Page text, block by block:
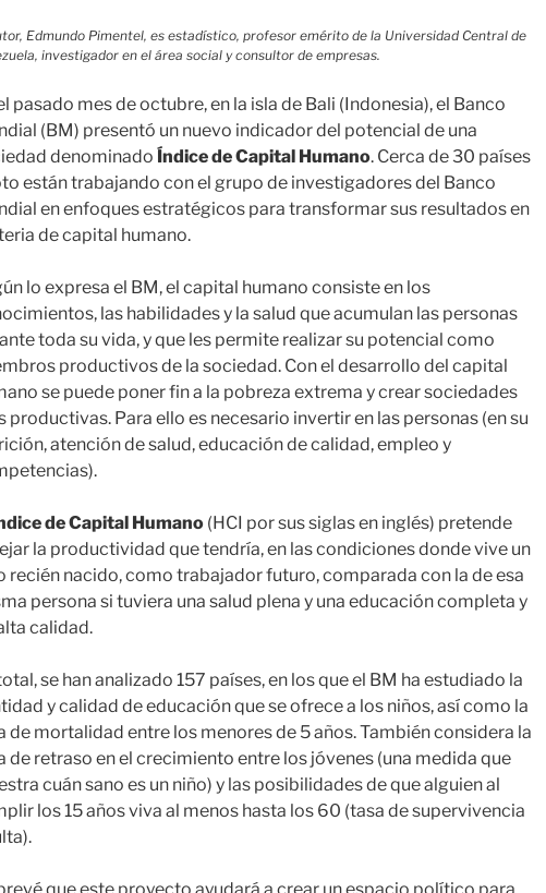
Edmundo Pimentel, es estadístico, profesor emérito de la Universidad Central de
investigador en el área social y consultor de empresas.
pasado mes de octubre, en la isla de Bali (Indonesia), el Banco
(BM) presentó un nuevo indicador del potencial de una
denominado Índice de Capital Humano. Cerca de 30 países
están trabajando con el grupo de investigadores del Banco
en enfoques estratégicos para transformar sus resultados en
de capital humano.
lo expresa el BM, el capital humano consiste en los
las habilidades y la salud que acumulan las personas
toda su vida, y que les permite realizar su potencial como
productivos de la sociedad. Con el desarrollo del capital
se puede poner fin a la pobreza extrema y crear sociedades
productivas. Para ello es necesario invertir en las personas (en su
atención de salud, educación de calidad, empleo y
de Capital Humano (HCI por sus siglas en inglés) pretende
la productividad que tendría, en las condiciones donde vive un
recién nacido, como trabajador futuro, comparada con la de esa
persona si tuviera una salud plena y una educación completa y
calidad.
se han analizado 157 países, en los que el BM ha estudiado la
y calidad de educación que se ofrece a los niños, así como la
de mortalidad entre los menores de 5 años. También considera la
de retraso en el crecimiento entre los jóvenes (una medida que
cuán sano es un niño) y las posibilidades de que alguien al
los 15 años viva al menos hasta los 60 (tasa de supervivencia